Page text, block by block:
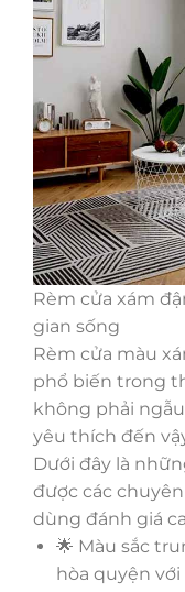
Rèm cửa xám
gian sống
Rèm cửa màu
phổ biến trong
không phải
yêu thích đến
Dưới đây là
được các
dùng đánh giá
🌟 Màu sắc
hòa quyện